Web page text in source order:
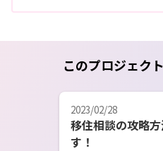
このプロジェク
2023/02/28
移住相談の攻略
す！